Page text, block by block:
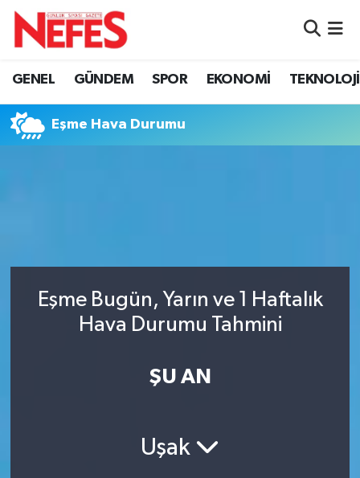
GENEL GÜNDEM SPOR EKONOMİ TEKNOLOJİ
Eşme Hava Durumu
Eşme Bugün, Yarın ve 1 Haftalık
Hava Durumu Tahmini
ŞU AN
Uşak
Hava Durumu
Namaz Vakitleri
Tüm Manşetler
Son Dakika Haberleri